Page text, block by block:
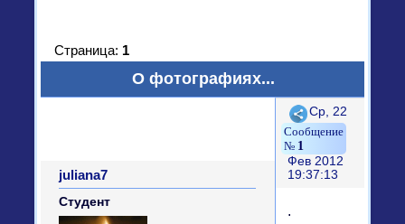
О фотографиях...
Страница: 1
Поделиться
1
Ср, 22
Фев 2012
19:37:13
juliana7
Студент
.